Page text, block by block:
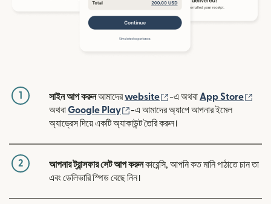
1 সাইন আপ করুনআমাদেরwebsite (নতুন উইন্ডোতে খুলবে)
-এ অথবা App Store
অথবাGoogle Play (নতুন উইন্ডোতে খুলবে)
-এ আমাদের অ্যাপে আপনার ইমেল
অ্যাড্রেস দিয়ে একটি অ্যাকাউন্ট তৈরি করুন।
2 আপনার ট্রান্সফার সেট আপ করুনকারেন্সি, আপনি কত মানি পাঠাতে চান তা
এবং ডেলিভারি স্পিড বেছে নিন।